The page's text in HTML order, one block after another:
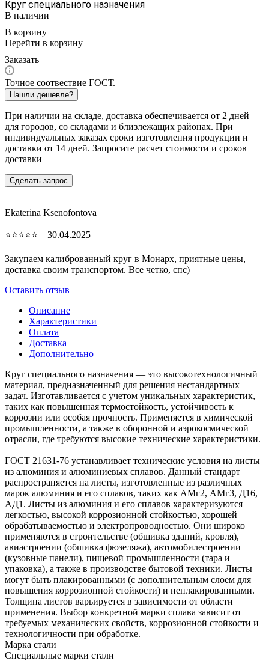
Круг специального назначения
В наличии
В корзину
Перейти в корзину
Заказать
Точное соотвествие ГОСТ.
Нашли дешевле?
При наличии на складе, доставка обеспечивается от 2 дней
для городов, со складами и близлежащих районах. При
индивидуальных заказах сроки изготовления продукции и
доставки от 14 дней. Запросите расчет стоимости и сроков
доставки
Сделать запрос
Ekaterina Ksenofontova
⭐⭐⭐⭐⭐ 30.04.2025
Закупаем калиброванный круг в Монарх, приятные цены,
доставка своим транспортом. Все четко, спc)
Оставить отзыв
Описание
Характеристики
Оплата
Доставка
Дополнительно
Круг специального назначения — это высокотехнологичный
материал, предназначенный для решения нестандартных
задач. Изготавливается с учетом уникальных характеристик,
таких как повышенная термостойкость, устойчивость к
коррозии или особая прочность. Применяется в химической
промышленности, а также в оборонной и аэрокосмической
отрасли, где требуются высокие технические характеристики.
ГОСТ 21631-76 устанавливает технические условия на листы
из алюминия и алюминиевых сплавов. Данный стандарт
распространяется на листы, изготовленные из различных
марок алюминия и его сплавов, таких как АМг2, АМг3, Д16,
АД1. Листы из алюминия и его сплавов характеризуются
легкостью, высокой коррозионной стойкостью, хорошей
обрабатываемостью и электропроводностью. Они широко
применяются в строительстве (обшивка зданий, кровля),
авиастроении (обшивка фюзеляжа), автомобилестроении
(кузовные панели), пищевой промышленности (тара и
упаковка), а также в производстве бытовой техники. Листы
могут быть плакированными (с дополнительным слоем для
повышения коррозионной стойкости) и неплакированными.
Толщина листов варьируется в зависимости от области
применения. Выбор конкретной марки сплава зависит от
требуемых механических свойств, коррозионной стойкости и
технологичности при обработке.
Марка стали
Специальные марки стали